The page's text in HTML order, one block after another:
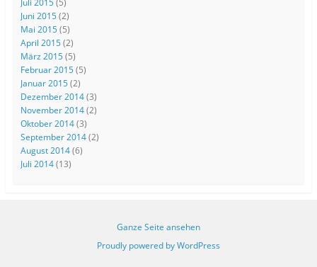
Juli 2015(5)
Juni 2015(2)
Mai 2015(5)
April 2015(2)
März 2015(5)
Februar 2015(5)
Januar 2015(2)
Dezember 2014(3)
November 2014(2)
Oktober 2014(3)
September 2014(2)
August 2014(6)
Juli 2014(13)
Ganze Seite ansehen
Proudly powered by WordPress